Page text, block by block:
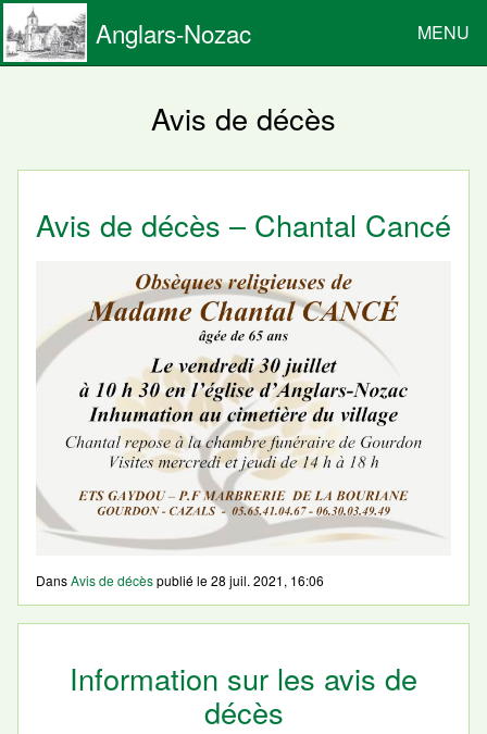
Anglars-Nozac MENU
Avis de décès
Avis de décès – Chantal Cancé
DansAvis de décèspublié le28 juil. 2021, 16:06
Information sur les avis de
décès